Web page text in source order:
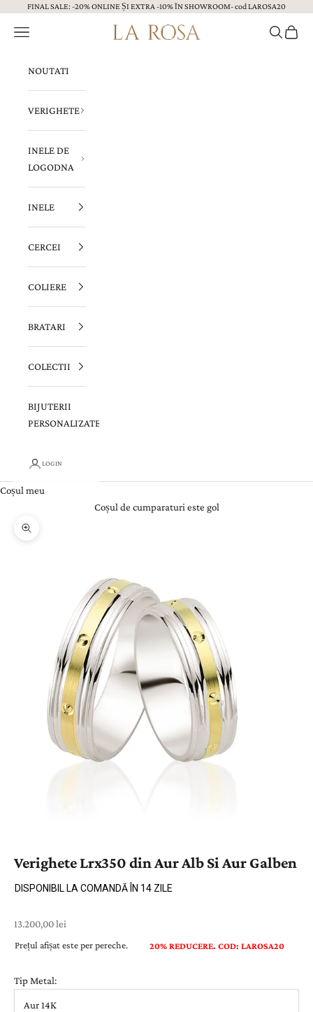
Sari la continut
FINAL SALE: -20% ONLINE ȘI EXTRA -10% ÎN SHOWROOM- cod LAROSA20
Bijuterii LA ROSA
Menu CautăCoș
NOUTATI
VERIGHETE
INELE DE
LOGODNA
INELE
CERCEI
COLIERE
BRATARI
COLECTII
BIJUTERII
PERSONALIZATE
LOGIN
Coșul meu
Coșul de cumparaturi este gol
Zoom
Verighete Lrx350 din Aur Alb Si Aur Galben
DISPONIBIL LA COMANDĂ ÎN 14 ZILE
Preț cu reducere
13.200,00 lei
Prețul afișat este per pereche.
20% REDUCERE. COD: LAROSA20
Tip Metal:
Aur 14K